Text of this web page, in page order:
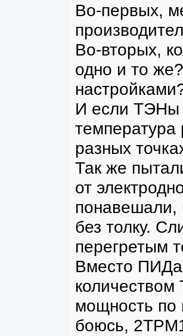
Во-первых,
Во-вторых,
одно и то
И если ТЭНы
температура
разных
Так же
от
понавешали,
без толку.
перегретым
Вместо ПИДа
мощность по
боюсь,